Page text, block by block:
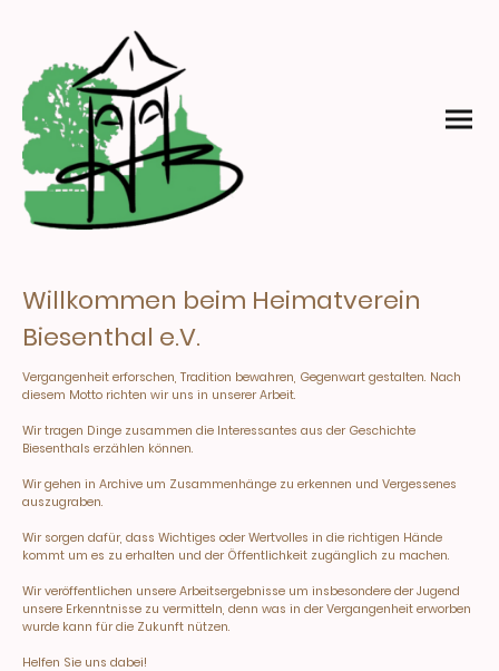
Willkommen beim Heimatverein
Biesenthal e.V.
Vergangenheit erforschen, Tradition bewahren, Gegenwart gestalten. Nach
diesem Motto richten wir uns in unserer Arbeit.
Wir tragen Dinge zusammen die Interessantes aus der Geschichte
Biesenthals erzählen können.
Wir gehen in Archive um Zusammenhänge zu erkennen und Vergessenes
auszugraben.
Wir sorgen dafür, dass Wichtiges oder Wertvolles in die richtigen Hände
kommt um es zu erhalten und der Öffentlichkeit zugänglich zu machen.
Wir veröffentlichen unsere Arbeitsergebnisse um insbesondere der Jugend
unsere Erkenntnisse zu vermitteln, denn was in der Vergangenheit erworben
wurde kann für die Zukunft nützen.
Helfen Sie uns dabei!